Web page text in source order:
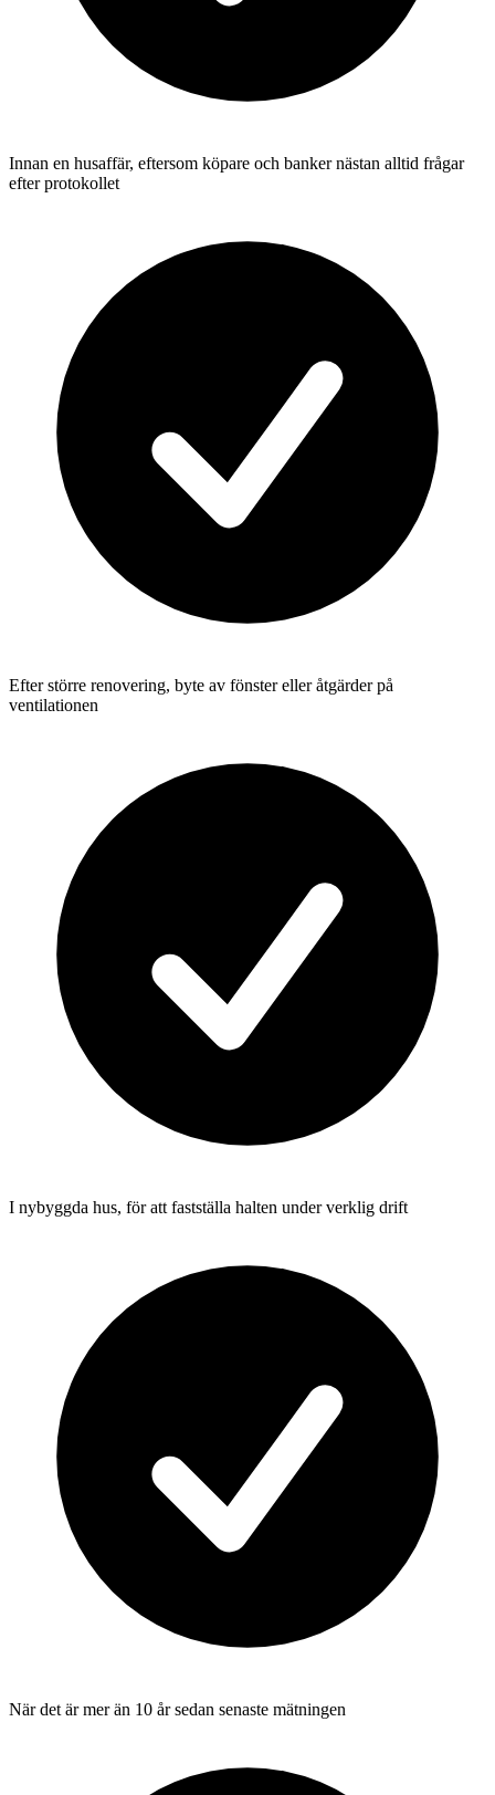
Innan en husaffär, eftersom köpare och banker nästan alltid frågar
efter protokollet
Efter större renovering, byte av fönster eller åtgärder på
ventilationen
I nybyggda hus, för att fastställa halten under verklig drift
När det är mer än 10 år sedan senaste mätningen